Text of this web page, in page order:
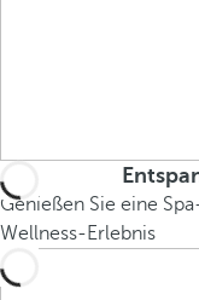
Genießen Sie eine
Wellness-Erlebnis